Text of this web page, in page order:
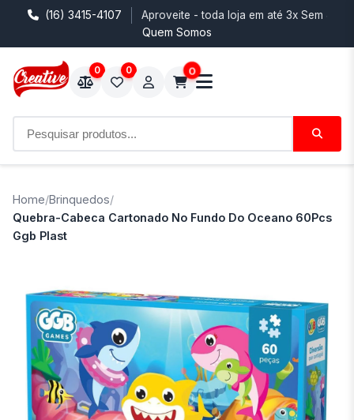
(16) 3415-4107 Aproveite - toda loja em até 3x Sem
Quem Somos
0 0 0
Home/Brinquedos/
Quebra-Cabeca Cartonado No Fundo Do Oceano 60Pcs
Ggb Plast